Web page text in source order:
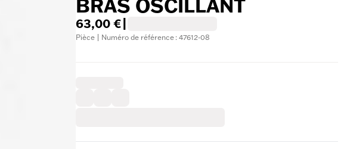
BRAS OSCILLANT
63,00 €
Pièce | Numéro de référence : 47612-08